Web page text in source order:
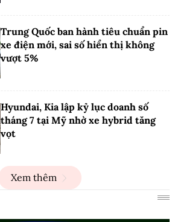
Trung Quốc ban hành tiêu chuẩn pin
xe điện mới, sai số hiển thị không
vượt 5%
Hyundai, Kia lập kỷ lục doanh số
tháng 7 tại Mỹ nhờ xe hybrid tăng
vọt
Xem thêm